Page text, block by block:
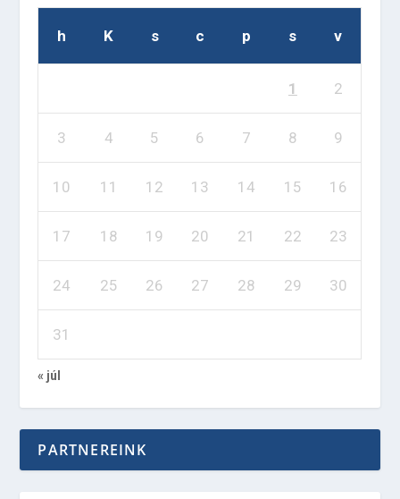
h K s c p s v
1 2
3 4 5 6 7 8 9
10 11 12 13 14 15 16
17 18 19 20 21 22 23
24 25 26 27 28 29 30
31
« júl
PARTNEREINK